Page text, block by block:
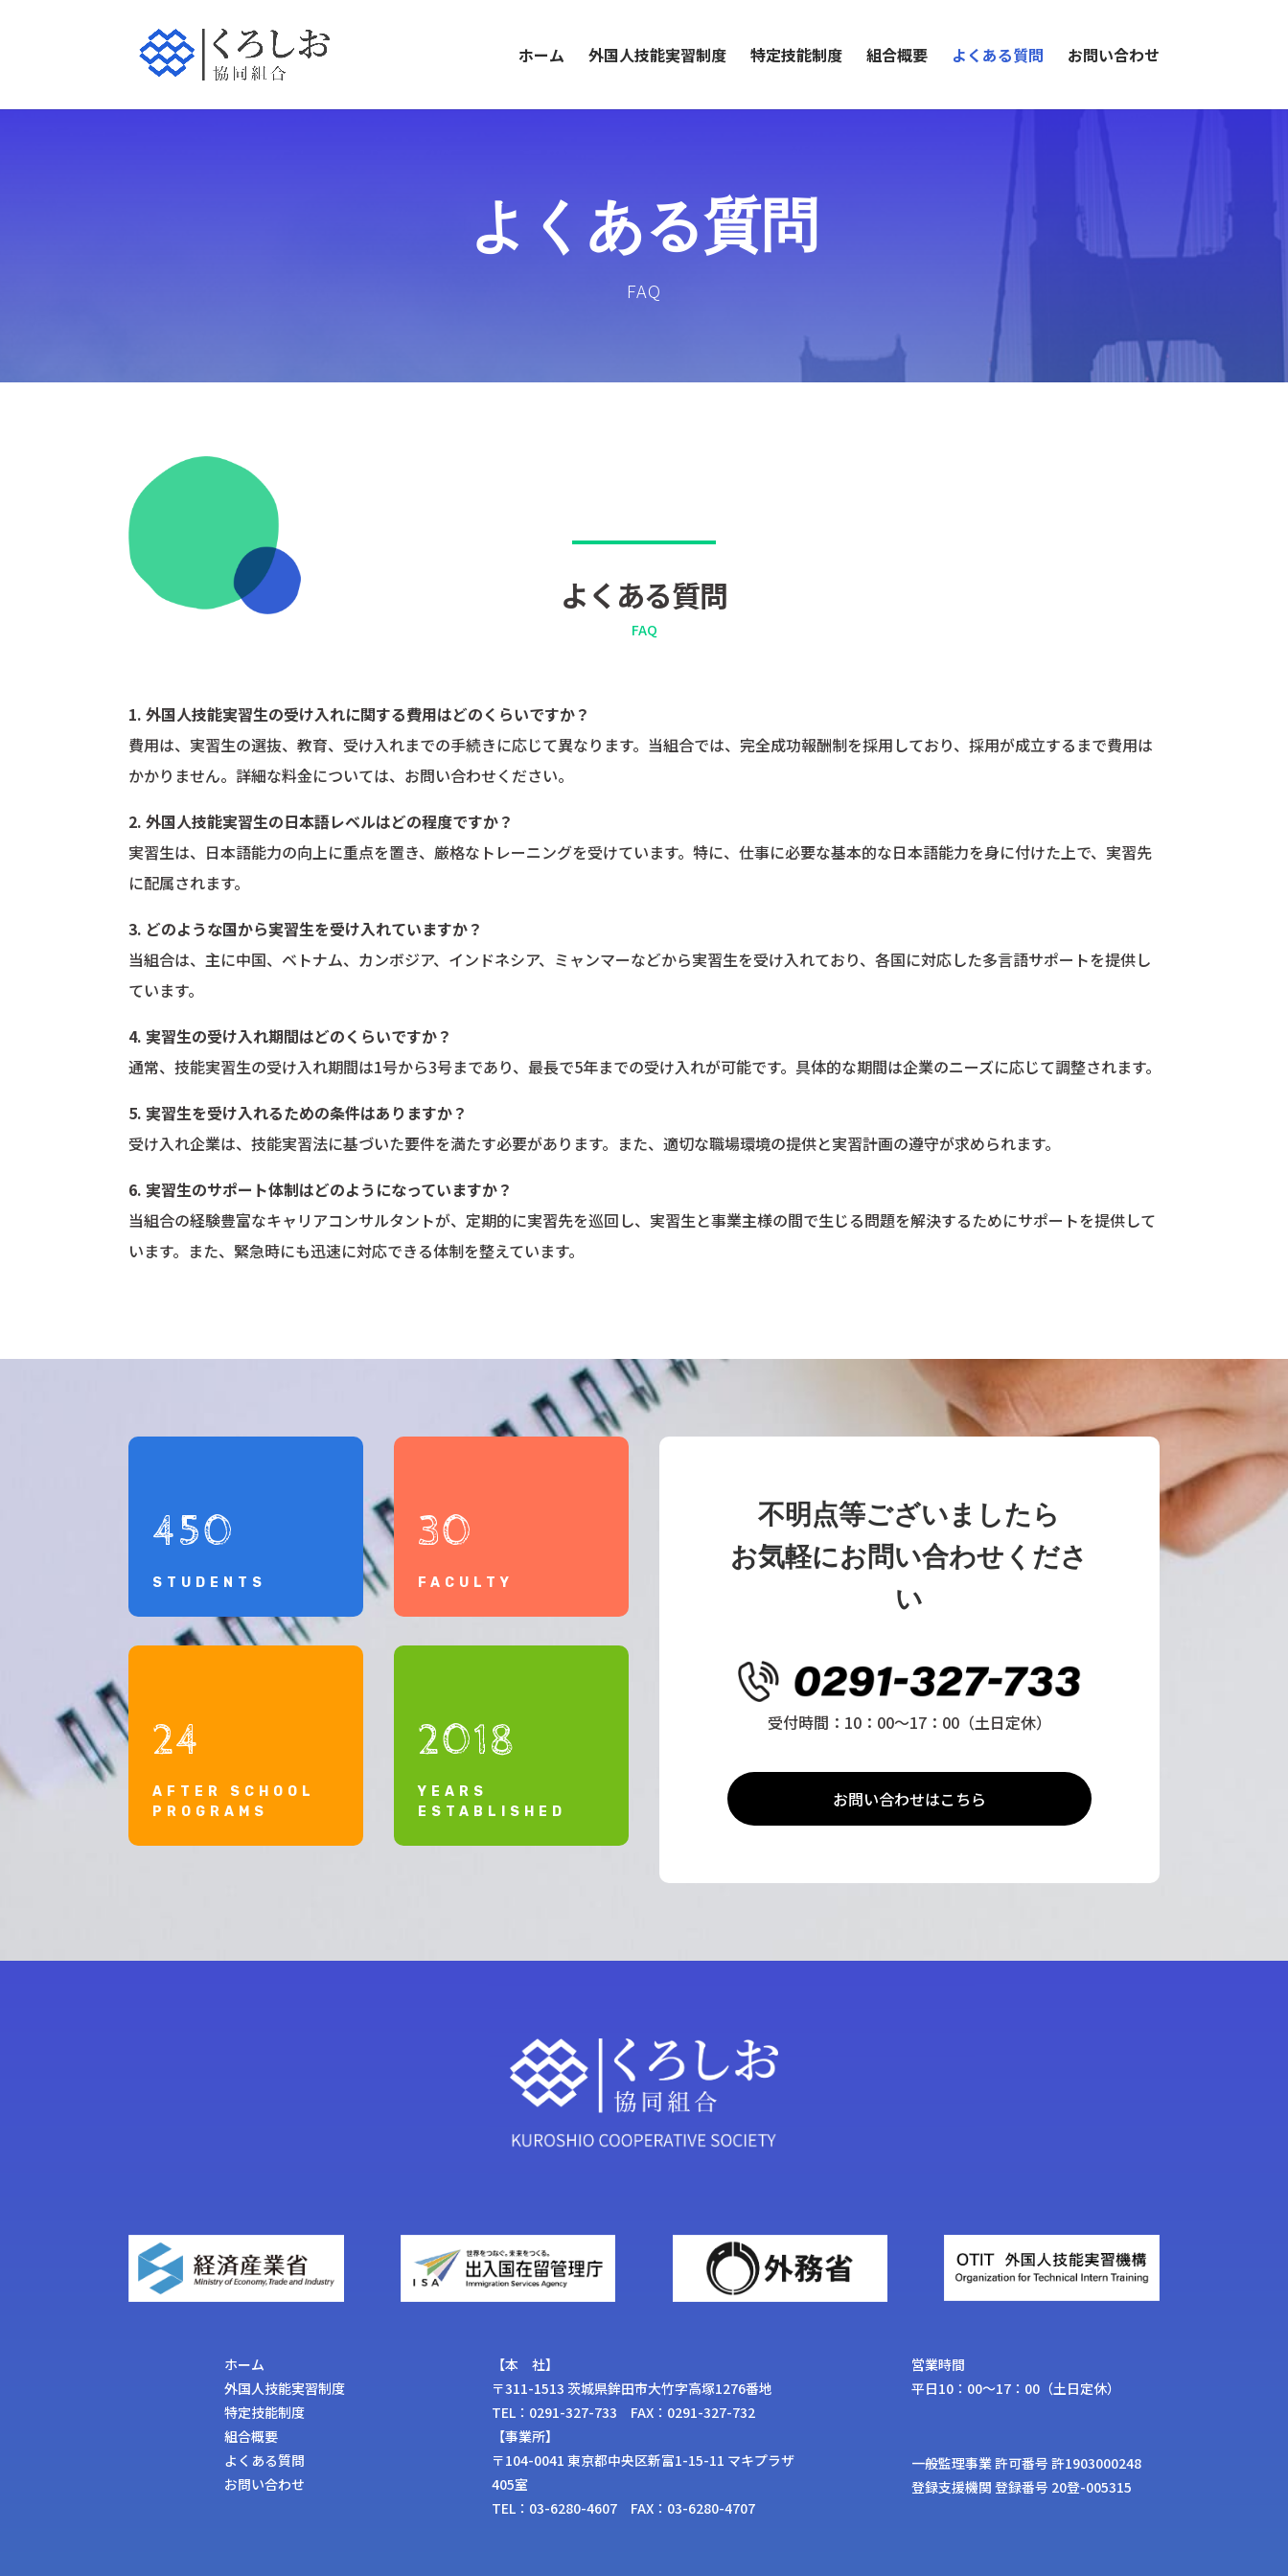
ホーム 外国人技能実習制度 特定技能制度 組合概要 よくある質問 お問い合わせ
よくある質問
FAQ
よくある質問
FAQ
1. 外国人技能実習生の受け入れに関する費用はどのくらいですか？
費用は、実習生の選抜、教育、受け入れまでの手続きに応じて異なります。当組合では、完全成功報酬制を採用しており、採用が成立するまで費用は
かかりません。詳細な料金については、お問い合わせください。
2. 外国人技能実習生の日本語レベルはどの程度ですか？
実習生は、日本語能力の向上に重点を置き、厳格なトレーニングを受けています。特に、仕事に必要な基本的な日本語能力を身に付けた上で、実習先
に配属されます。
3. どのような国から実習生を受け入れていますか？
当組合は、主に中国、ベトナム、カンボジア、インドネシア、ミャンマーなどから実習生を受け入れており、各国に対応した多言語サポートを提供し
ています。
4. 実習生の受け入れ期間はどのくらいですか？
通常、技能実習生の受け入れ期間は1号から3号まであり、最長で5年までの受け入れが可能です。具体的な期間は企業のニーズに応じて調整されます。
5. 実習生を受け入れるための条件はありますか？
受け入れ企業は、技能実習法に基づいた要件を満たす必要があります。また、適切な職場環境の提供と実習計画の遵守が求められます。
6. 実習生のサポート体制はどのようになっていますか？
当組合の経験豊富なキャリアコンサルタントが、定期的に実習先を巡回し、実習生と事業主様の間で生じる問題を解決するためにサポートを提供して
います。また、緊急時にも迅速に対応できる体制を整えています。
450
STUDENTS
24
AFTER SCHOOL
PROGRAMS
30
FACULTY
2018
YEARS
ESTABLISHED
不明点等ございましたら
お気軽にお問い合わせくださ
い
受付時間：10：00〜17：00（土日定休）
お問い合わせはこちら
ホーム
外国人技能実習制度
特定技能制度
組合概要
よくある質問
お問い合わせ
【本 社】
〒311-1513 茨城県鉾⽥市⼤⽵字⾼塚1276番地
TEL：0291-327-733 FAX：0291-327-732
【事業所】
〒104-0041 東京都中央区新富1-15-11 マキプラザ
405室
TEL：03-6280-4607 FAX：03-6280-4707
営業時間
平日10：00〜17：00（土日定休）
⼀般監理事業 許可番号 許1903000248
登録⽀援機関 登録番号 20登-005315